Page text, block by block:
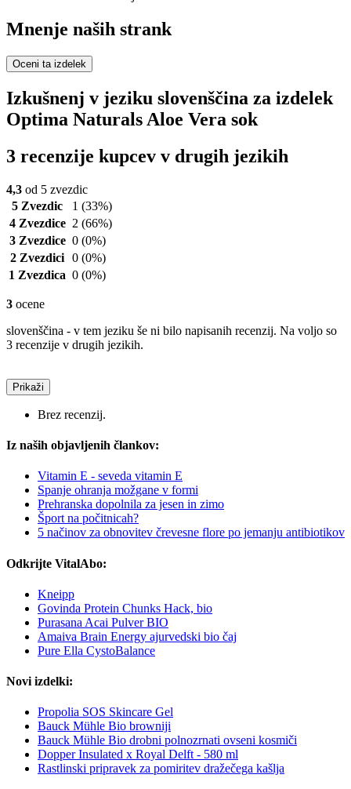
Mnenje naših strank
Oceni ta izdelek
Izkušnenj v jeziku slovenščina za izdelek
Optima Naturals Aloe Vera sok
3 recenzije kupcev v drugih jezikih
4,3 od 5 zvezdic
5 Zvezdic
1 (33%)
4 Zvezdice 2 (66%)
3 Zvezdice 0 (0%)
2 Zvezdici 0 (0%)
1 Zvezdica 0 (0%)
3 ocene
slovenščina - v tem jeziku še ni bilo napisanih recenzij. Na voljo so
3 recenzije v drugih jezikih.
Prikaži
Brez recenzij.
Iz naših objavljenih člankov:
Vitamin E - seveda vitamin E
Spanje ohranja možgane v formi
Prehranska dopolnila za jesen in zimo
Šport na počitnicah?
5 načinov za obnovitev črevesne flore po jemanju antibiotikov
Odkrijte VitalAbo:
Kneipp
Govinda Protein Chunks Hack, bio
Purasana Acai Pulver BIO
Amaiva Brain Energy ajurvedski bio čaj
Pure Ella CystoBalance
Novi izdelki:
Propolia SOS Skincare Gel
Bauck Mühle Bio browniji
Bauck Mühle Bio drobni polnozrnati ovseni kosmiči
Dopper Insulated x Royal Delft - 580 ml
Rastlinski pripravek za pomiritev dražečega kašlja